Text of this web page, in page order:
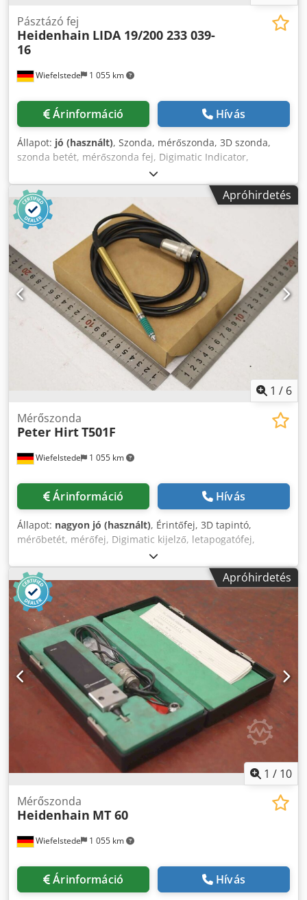
Wiefelstede 1 055 km
Pásztázó fej
Heidenhain LIDA 19/200 233 039-
16
Árinformáció Hívás
Állapot: jó (használt), Szonda, mérőszonda, 3D szonda,
szonda betét, mérőszonda fej, Digimatic Indicator,
szkennelőfej, mérőfej, mérőfej Dedpfx Abjmhmxfeujck -
Gyártó: Heidenhain, letapogató fej -Típus: LIDA 19/200 .:
233 039-16 -Szám: 2x szkennerfej rendelkezésre áll -Ár:
darabonként -Méret: 180/90/H40 mm -Súly: 0,3 kg/db.
Apróhirdetés
1 / 6
Wiefelstede 1 055 km
Mérőszonda
Peter HirtT501F
Árinformáció Hívás
Állapot: nagyon jó (használt), Érintőfej, 3D tapintó,
mérőbetét, mérőfej, Digimatic kijelző, letapogatófej,
induktív útmérő. - Gyártó: Peter Hirt, induktív útérzékelő
mérési jegyzőkönyvvel, eredeti csomagolásban - Típus:
T501F - Mennyiség: 4 db érintőfej elérhető - Ár:
darabonként Dsdox Svy Depfx Abusck - Doboz mérete:
160/120/H30 mm - Súly: 0,2 kg
Apróhirdetés
1 / 10
Wiefelstede 1 055 km
Mérőszonda
Heidenhain MT 60
Árinformáció Hívás